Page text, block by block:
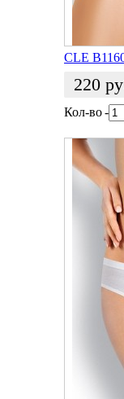
CLE
220
Кол-во-